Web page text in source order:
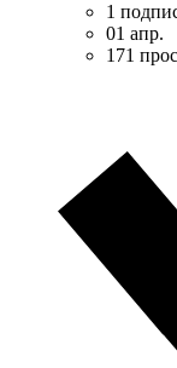
1
01 апр.
171